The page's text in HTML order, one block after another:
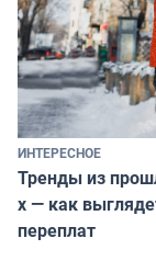
ИНТЕРЕСНОЕ
Тренды из
х — как
переплат